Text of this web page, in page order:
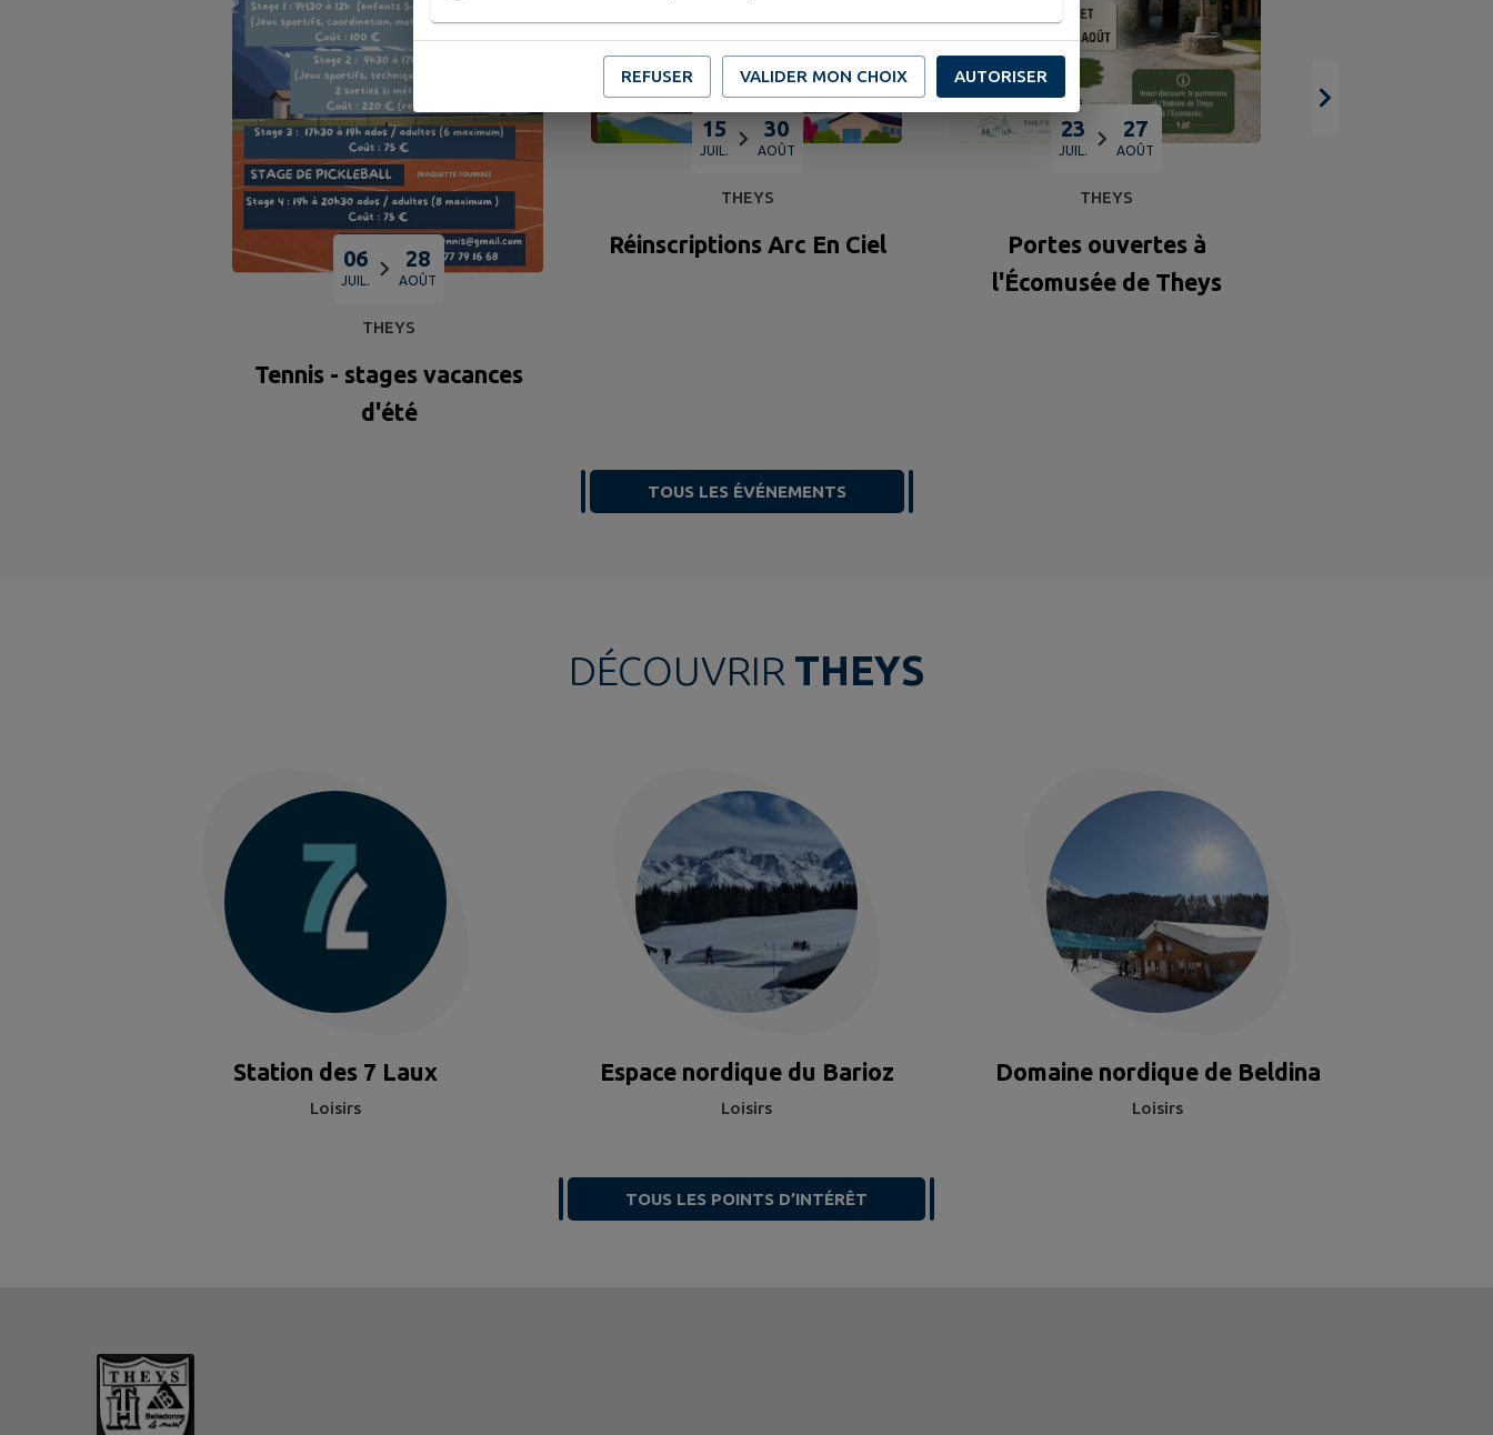
06
JUIL.
28
AOÛT
THEYS
Tennis - stages vacances
d'été
15
JUIL.
30
AOÛT
THEYS
Réinscriptions Arc En Ciel
23
JUIL.
27
AOÛT
THEYS
Portes ouvertes à
l'Écomusée de Theys
Vis ma vie de
TOUS LES ÉVÉNEMENTS
DÉCOUVRIR THEYS
Station des 7 Laux
Loisirs
Espace nordique du Barioz
Loisirs
Domaine nordique de Beldina
Loisirs
TOUS LES POINTS D’INTÉRÊT
REFUSER VALIDER MON CHOIX AUTORISER